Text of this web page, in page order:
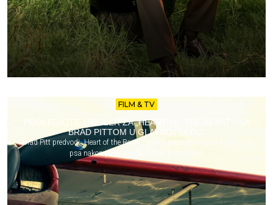
FILM & TV
POGLEDAJTE TREJLER ZA „HEART OF THE BEAST“, SA
BRAD PITTOM U GLAVNOJ ULOZI
Brad Pitt predvodi „Heart of the Beast“, triler o preživljavanju u Aljasci uz
psa nakon pada aviona. Trejler je objavljen.